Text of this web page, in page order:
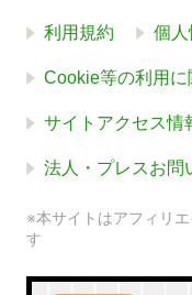
利用規約 個
Cookie等の利用
サイトアクセス情
法人・プレスお問
※本サイトはアフィリ
す